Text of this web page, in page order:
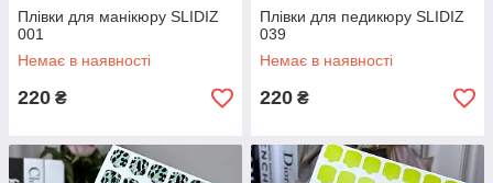
Плівки для манікюру SLIDIZ
001
Немає в наявності
220 ₴
Плівки для педикюру SLIDIZ
039
Немає в наявності
220 ₴